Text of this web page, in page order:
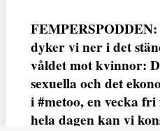
dyker vi ner i det
våldet mot kvinnor:
sexuella och det
i #metoo, en vecka
hela dagen kan vi